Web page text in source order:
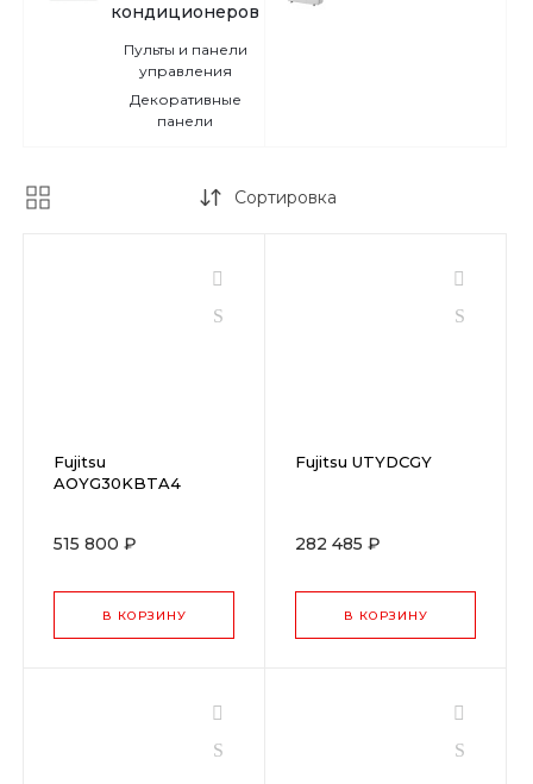
кондиционеров
Пульты и панели
управления
Декоративные
панели
Сортировка
Fujitsu
AOYG30KBTA4
515 800 ₽
В КОРЗИНУ
Fujitsu UTYDCGY
282 485 ₽
В КОРЗИНУ